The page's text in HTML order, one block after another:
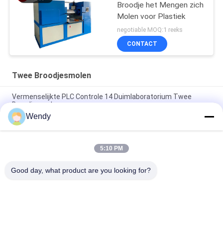
Broodje het Mengen zich
Molen voor Plastiek
negotiable MOQ:1 reeks
CONTACT
Twee Broodjesmolen
Vermenselijkte PLC Controle 14 Duimlaboratorium Twee
Broodjesmolen
het Broodjesmolen van 12inch 16inch Twee voor Plastiek en
Rubber met Laboratoriumgebruik
14inch twee Broodjesmolen voor het Kauwen van en het
Wendy
5:10 PM
Good day, what product are you looking for?